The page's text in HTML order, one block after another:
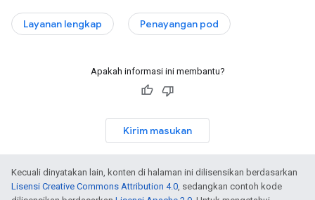
Layanan lengkap Penayangan pod
Apakah informasi ini membantu?
Kirim masukan
Kecuali dinyatakan lain, konten di halaman ini dilisensikan berdasarkan
Lisensi Creative Commons Attribution 4.0, sedangkan contoh kode